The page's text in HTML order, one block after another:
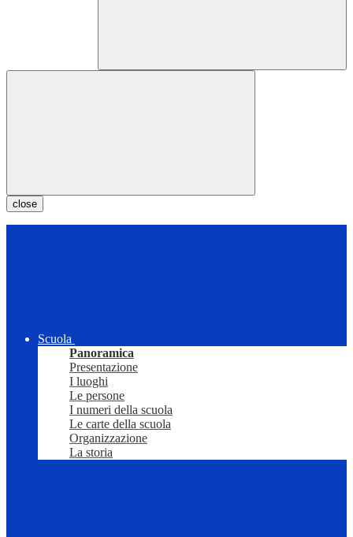
close
Scuola
Panoramica
Presentazione
I luoghi
Le persone
I numeri della scuola
Le carte della scuola
Organizzazione
La storia